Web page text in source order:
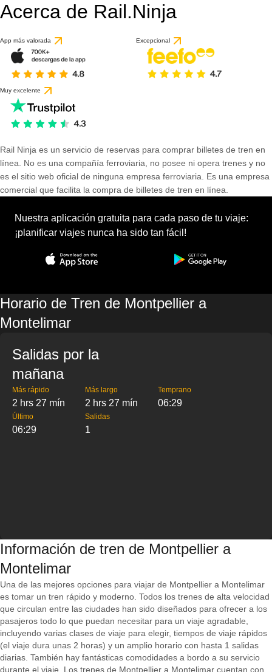
Acerca de Rail.Ninja
App más valorada Excepcional
Muy excelente
Rail Ninja es un servicio de reservas para comprar billetes de tren en
línea. No es una compañía ferroviaria, no posee ni opera trenes y no
es el sitio web oficial de ninguna empresa ferroviaria. Es una empresa
comercial que facilita la compra de billetes de tren en línea.
Nuestra aplicación gratuita para cada paso de tu viaje:
¡planificar viajes nunca ha sido tan fácil!
Horario de Tren de Montpellier a
Montelimar
Salidas por la
mañana
Más rápido
2 hrs 27 mín
Más largo
2 hrs 27 mín
Temprano
06:29
Último
06:29
Salidas
1
Información de tren de Montpellier a
Montelimar
Una de las mejores opciones para viajar de Montpellier a Montelimar
es tomar un tren rápido y moderno. Todos los trenes de alta velocidad
que circulan entre las ciudades han sido diseñados para ofrecer a los
pasajeros todo lo que puedan necesitar para un viaje agradable,
incluyendo varias clases de viaje para elegir, tiempos de viaje rápidos
(el viaje dura unas 2 horas) y un amplio horario con hasta 1 salidas
diarias. También hay fantásticas comodidades a bordo a su servicio
durante el viaje. Los trenes de Montpellier a Montelimar cuentan con